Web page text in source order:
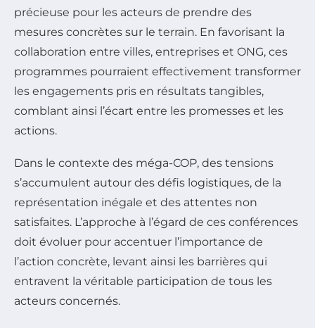
précieuse pour les acteurs de prendre des
mesures concrètes sur le terrain. En favorisant la
collaboration entre villes, entreprises et ONG, ces
programmes pourraient effectivement transformer
les engagements pris en résultats tangibles,
comblant ainsi l’écart entre les promesses et les
actions.
Dans le contexte des méga-COP, des tensions
s’accumulent autour des défis logistiques, de la
représentation inégale et des attentes non
satisfaites. L’approche à l’égard de ces conférences
doit évoluer pour accentuer l’importance de
l’action concrète, levant ainsi les barrières qui
entravent la véritable participation de tous les
acteurs concernés.